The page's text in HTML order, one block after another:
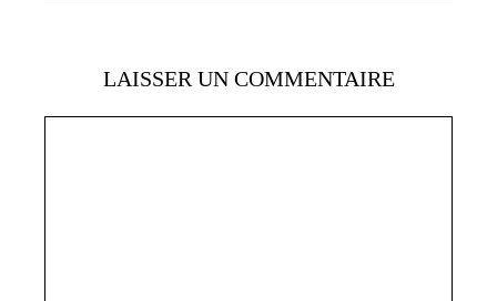
LAISSER UN COMMENTAIRE